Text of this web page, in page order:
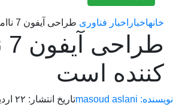
خانهاخبار اخبار فناوری طراحی آیفون 7 ناامید کننده است
کننده است
نویسنده: masoud aslani تاریخ انتشار: ۲۲ اردیبهشت ۱۳۹۵